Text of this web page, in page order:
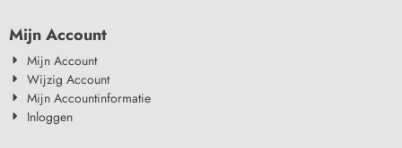
Mijn Account
Mijn Account
Wijzig Account
Mijn Accountinformatie
Inloggen